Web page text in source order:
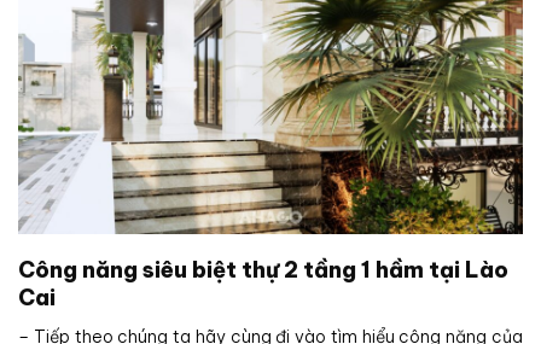
Công năng siêu biệt thự 2 tầng 1 hầm tại Lào
Cai
– Tiếp theo chúng ta hãy cùng đi vào tìm hiểu công năng của